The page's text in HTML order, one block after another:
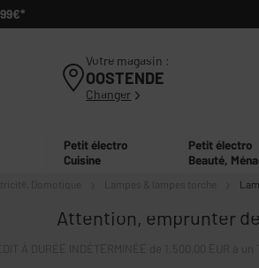
Votre magasin :
OOSTENDE
Changer
Petit électro
Cuisine
Petit électro
Beauté,
Domotique Lampes & lampes torche
Attention, emprunter
À DURÉE INDÉTERMINÉE de 1.500,00 EUR